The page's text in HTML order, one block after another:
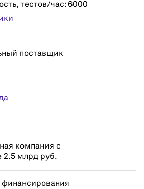
тестов/час: 6000
поставщик
компания с
2.5 млрд руб.
финансирования